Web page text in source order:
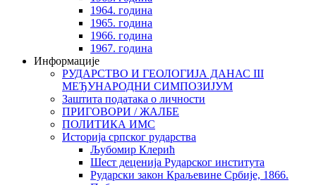
1964. година
1965. година
1966. година
1967. година
Информације
РУДАРСТВО И ГЕОЛОГИЈА ДАНАС III
МЕЂУНАРОДНИ СИМПОЗИЈУМ
Заштита података о личности
ПРИГОВОРИ / ЖАЛБЕ
ПОЛИТИКА ИМС
Историја српског рударства
Љубомир Клерић
Шест деценија Рударског института
Рударски закон Краљевине Србије, 1866.